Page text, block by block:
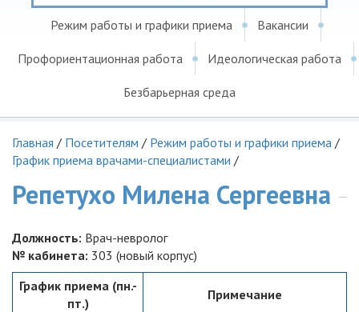
Режим работы и графики приема Вакансии
Профориентационная работа Идеологическая работа
Безбарьерная среда
Главная / Посетителям / Режим работы и графики приема /
График приема врачами-специалистами /
Репетухо Милена Сергеевна
Должность: Врач-невролог
№ кабинета: 303 (новый корпус)
График приема (пн.-
пт.)
Примечание